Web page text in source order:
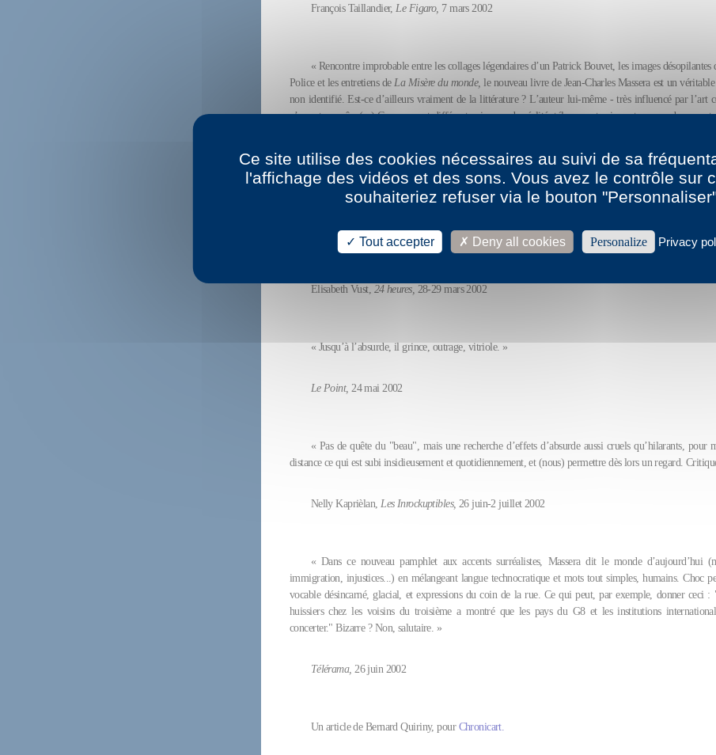
François Taillandier,Le Figaro, 7 mars 2002
« Rencontre improbable entre les collages légendaires d’un Patrick Bouvet, les images désopilantes
Police et les entretiens deLa Misère du monde, le nouveau livre de Jean-Charles Massera est un
non identifié. Est-ce d’ailleurs vraiment de la littérature ? L’auteur lui-même - très influencé par l’art
n’en est pas sûr. (...) Compressant différents niveaux de réalité, télescopant micro et macro,
Sylvain Bourmeau, Les Inrockuptibles, 19 mars 2002
« Un texte subversif qui concilie engagement politique et invention poétique. »
Elisabeth Vust, 24 heures, 28-29 mars 2002
« Jusqu’à l’absurde, il grince, outrage, vitriole. »
Le Point, 24 mai 2002
« Pas de quête du "beau", mais une recherche d’effets d’absurde aussi cruels qu’hilarants, pour
distance ce qui est subi insidieusement et quotidiennement, et (nous) permettre dès lors un regard.
Nelly Kaprièlan,Les Inrockuptibles, 26 juin-2 juillet 2002
« Dans ce nouveau pamphlet aux accents surréalistes, Massera dit le monde d’aujourd’hui
immigration, injustices...) en mélangeant langue technocratique et mots tout simples, humains. Choc
vocable désincarné, glacial, et expressions du coin de la rue. Ce qui peut, par exemple, donner ceci :
huissiers chez les voisins du troisième a montré que les pays du G8 et les institutions
concerter." Bizarre ? Non, salutaire. »
Télérama, 26 juin 2002
Un article de Bernard Quiriny, pour Chronicart.
Ce site utilise des cookies nécessaires au suivi de sa
l'affichage des vidéos et des sons. Vous avez le contrôle sur
souhaiteriez refuser via le bouton
Tout accepter Deny all cookies Personalize Privacy